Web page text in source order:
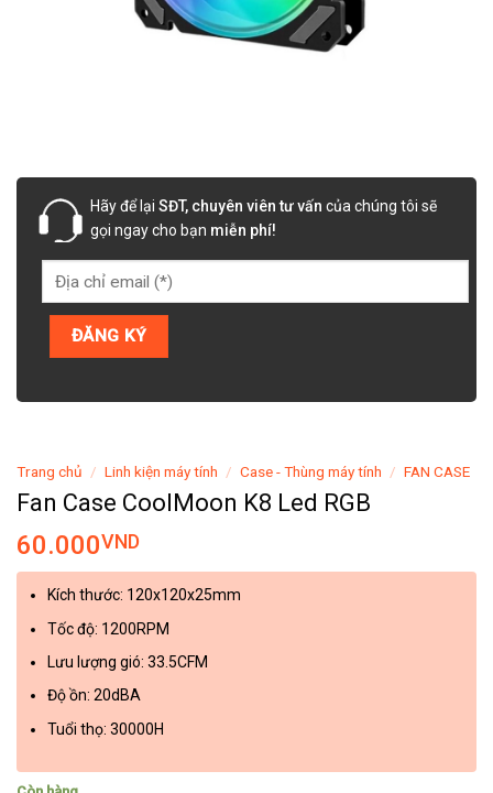
Hãy để lại SĐT, chuyên viên tư vấn của chúng tôi sẽ
gọi ngay cho bạn miễn phí!
Trang chủ / Linh kiện máy tính / Case - Thùng máy tính / FAN CASE
Fan Case CoolMoon K8 Led RGB
60.000VND
Kích thước: 120x120x25mm
Tốc độ: 1200RPM
Lưu lượng gió: 33.5CFM
Độ ồn: 20dBA
Tuổi thọ: 30000H